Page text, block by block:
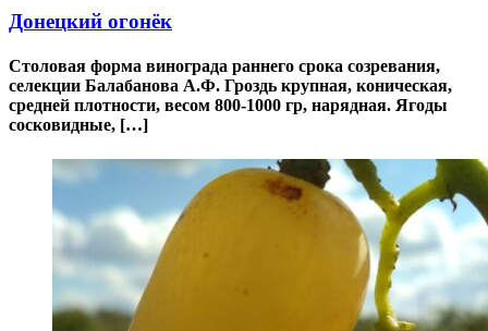
Донецкий огонёк
Столовая форма винограда раннего срока созревания,
селекции Балабанова А.Ф. Гроздь крупная, коническая,
средней плотности, весом 800-1000 гр, нарядная. Ягоды
сосковидные, […]